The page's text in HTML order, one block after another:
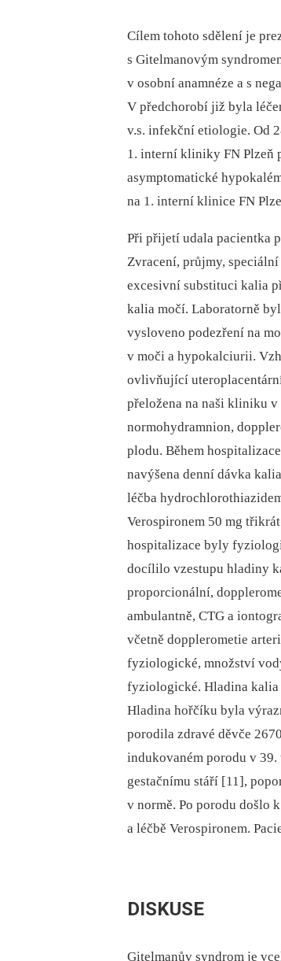
Cílem tohoto sdělení je
s Gitelmanovým
v osobní anamnéze a s
V předchorobí již byla
v.s. infekční etiologie. Od
1. interní kliniky FN Plzeň
asymptomatické
na 1. interní klinice FN
Při přijetí udala pacientka
Zvracení, průjmy,
excesivní substituci kalia
kalia močí. Laboratorně
vysloveno podezření na
v moči a hypokalciurii.
ovlivňující
přeložena na naši kliniku
normohydramnion,
plodu. Během
navýšena denní dávka
léčba
Verospironem 50 mg
hospitalizace byly
docílilo vzestupu hladiny
proporcionální,
ambulantně, CTG a
včetně dopplerometie
fyziologické, množství
fyziologické. Hladina kalia
Hladina hořčíku byla
porodila zdravé děvče
indukovaném porodu v
gestačnímu stáří [11],
v normě. Po porodu došlo
a léčbě Verospironem.
DISKUSE
Gitelmanův syndrom je